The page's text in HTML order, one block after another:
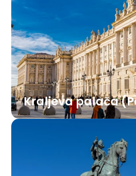
Kraljeva palača
Uradna rezidenca španske
je ena največjih palač v
razkošne dvorane, jedilnico
razkriva blišč in bogastvo